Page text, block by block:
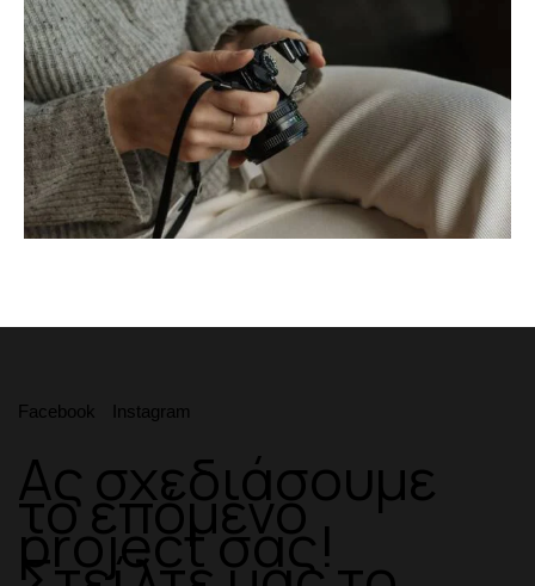
Facebook Instagram
Ας σχεδιάσουμε
το επόμενο
project σας!